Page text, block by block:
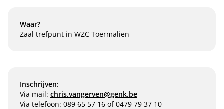
Waar?
Zaal trefpunt in WZC Toermalien
Inschrijven:
Via mail: chris.vangerven@genk.be
Via telefoon: 089 65 57 16 of 0479 79 37 10